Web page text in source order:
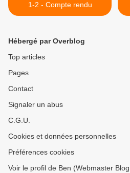
1-2 - Compte rendu
Hébergé par Overblog
Top articles
Pages
Contact
Signaler un abus
C.G.U.
Cookies et données personnelles
Préférences cookies
Voir le profil de Ben (Webmaster